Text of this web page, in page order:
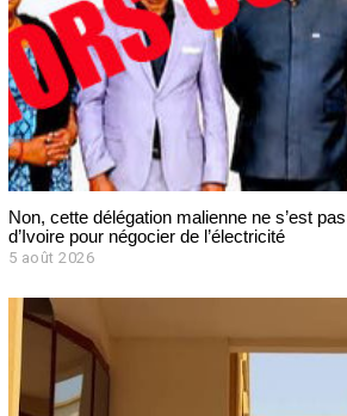
Non, cette délégation malienne ne s’est
d’Ivoire pour négocier de l’électricité
5 août 2026